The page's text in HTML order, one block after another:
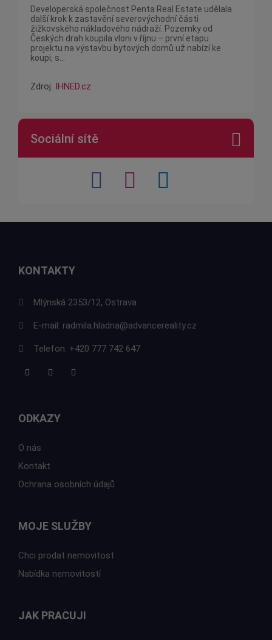
Developerská společnost Penta Real Estate udělala
další krok k zastavění severovýchodní části
žižkovského nákladového nádraží. Pozemky od
Českých drah koupila vloni v říjnu – první etapu
projektu na výstavbu bytových domů už nabízí ke
koupi, s...
Zdroj: IHNED.cz
Sociální sítě
KONTAKTY
Mlýnská 2353/12, Ostrava
E-mail: radmila.hladna@advancereality.cz
Telefon: +420 777 742 647
ODKAZY
O nás
Kontakt
Ochrana osobních údajů
MOJE SLUŽBY
Chci prodat nemovitost
Nabídka nemovitostí
JAK PRACUJI